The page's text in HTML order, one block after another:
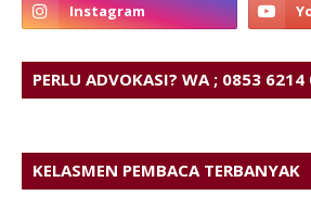
PERLU ADVOKASI? WA ; 0853 6214
KELASMEN PEMBACA TERBANYAK